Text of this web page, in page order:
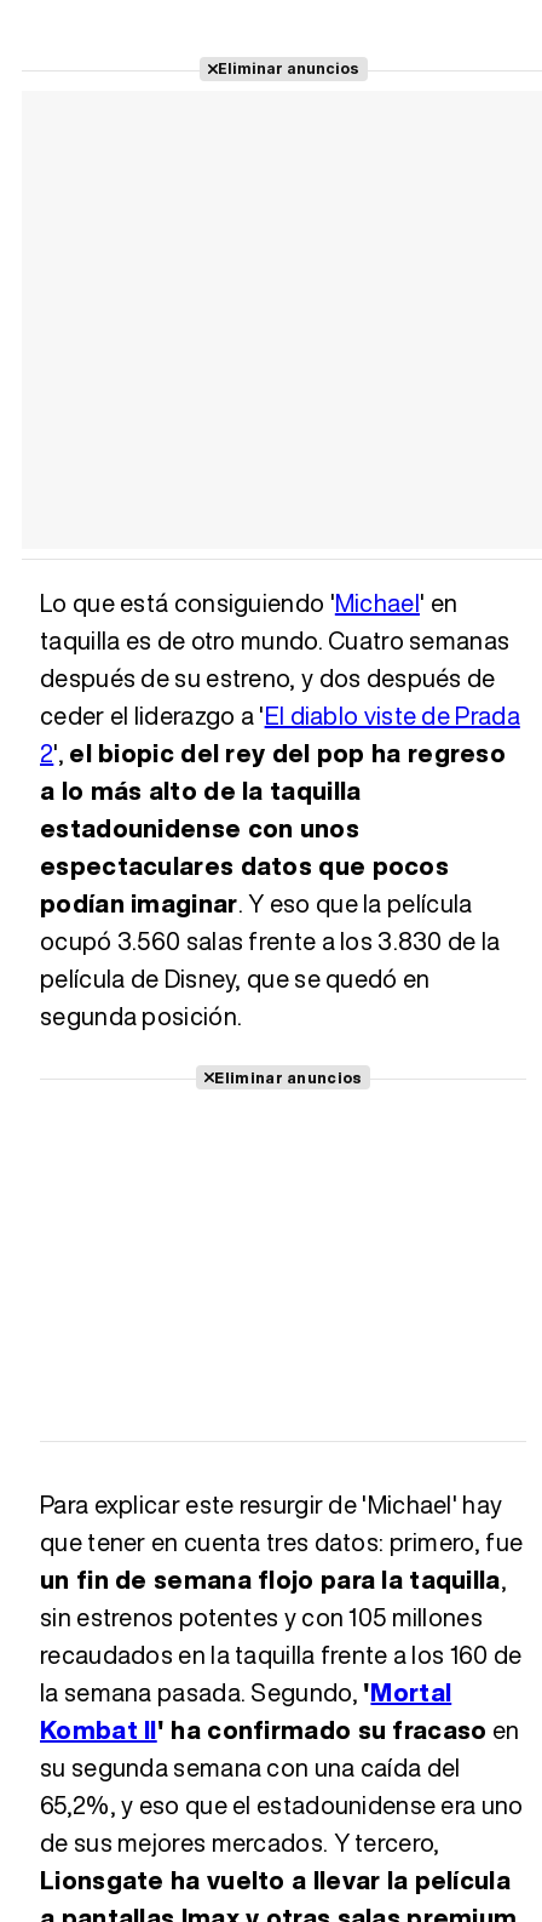
Eliminar anuncios
Lo que está consiguiendo 'Michael' en
taquilla es de otro mundo. Cuatro semanas
después de su estreno, y dos después de
ceder el liderazgo a 'El diablo viste de Prada
2', el biopic del rey del pop ha regreso
a lo más alto de la taquilla
estadounidense con unos
espectaculares datos que pocos
podían imaginar. Y eso que la película
ocupó 3.560 salas frente a los 3.830 de la
película de Disney, que se quedó en
segunda posición.
Eliminar anuncios
Para explicar este resurgir de 'Michael' hay
que tener en cuenta tres datos: primero, fue
un fin de semana flojo para la taquilla,
sin estrenos potentes y con 105 millones
recaudados en la taquilla frente a los 160 de
la semana pasada. Segundo, 'Mortal
Kombat II' ha confirmado su fracaso en
su segunda semana con una caída del
65,2%, y eso que el estadounidense era uno
de sus mejores mercados. Y tercero,
Lionsgate ha vuelto a llevar la película